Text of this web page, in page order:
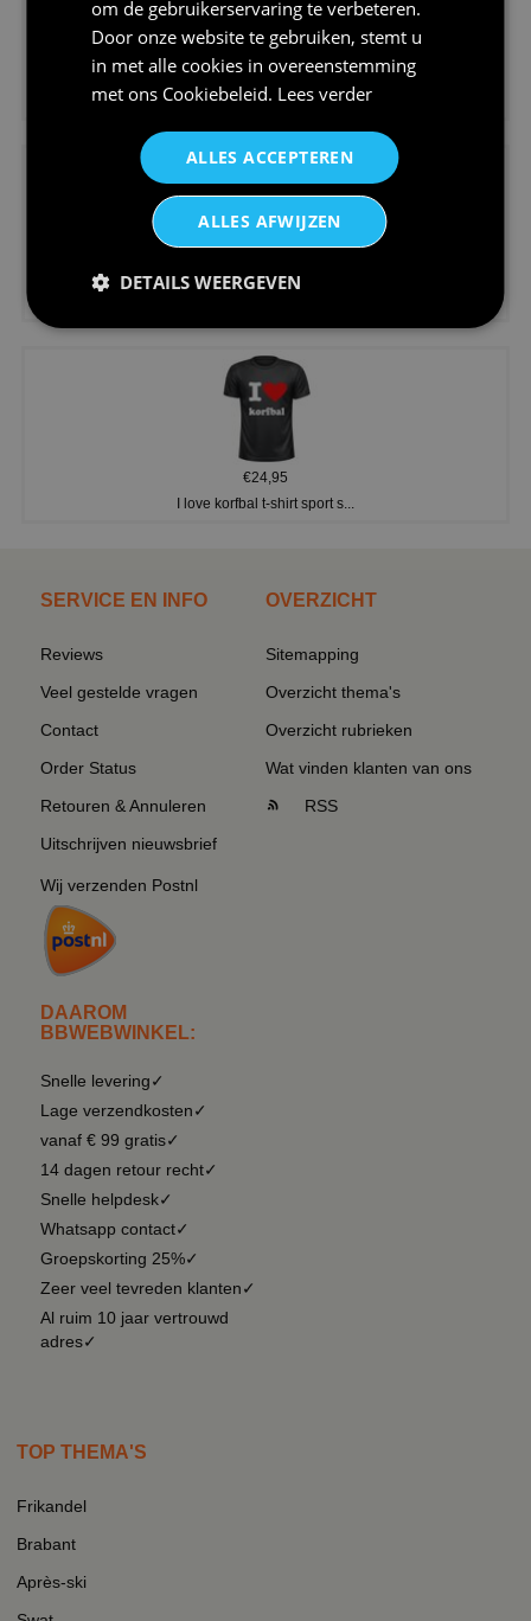
€24,95
Koningsdag shirt heren v-hals ...
€24,95
€24,95
I love korfbal t-shirt sport s...
SERVICE EN INFO
Reviews
Veel gestelde vragen
Contact
Order Status
Retouren & Annuleren
Uitschrijven nieuwsbrief
Wij verzenden Postnl
DAAROM
BBWEBWINKEL:
Snelle levering✓
Lage verzendkosten✓
vanaf € 99 gratis✓
14 dagen retour recht✓
Snelle helpdesk✓
Whatsapp contact✓
Groepskorting 25%✓
Zeer veel tevreden klanten✓
Al ruim 10 jaar vertrouwd
adres✓
OVERZICHT
Sitemapping
Overzicht thema's
Overzicht rubrieken
Wat vinden klanten van ons
RSS
TOP THEMA'S
Frikandel
Brabant
Après-ski
om de gebruikerservaring te verbeteren.
Door onze website te gebruiken, stemt u
in met alle cookies in overeenstemming
met ons Cookiebeleid. Lees verder
ALLES ACCEPTEREN
ALLES AFWIJZEN
DETAILS WEERGEVEN